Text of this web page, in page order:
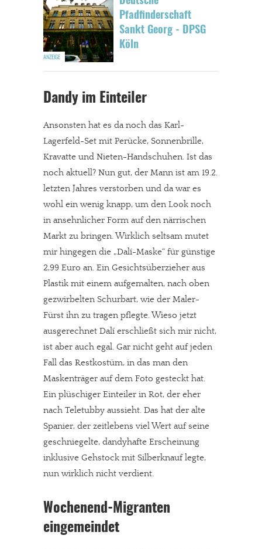
Pfadfinderschaft
Sankt Georg - DPSG
Köln
Dandy im Einteiler
Ansonsten hat es da noch das Karl-
Lagerfeld-Set mit Perücke, Sonnenbrille,
Kravatte und Nieten-Handschuhen. Ist das
noch aktuell? Nun gut, der Mann ist am 19.2.
letzten Jahres verstorben und da war es
wohl ein wenig knapp, um den Look noch
in ansehnlicher Form auf den närrischen
Markt zu bringen. Wirklich seltsam mutet
mir hingegen die „Dalí-Maske“ für günstige
2,99 Euro an. Ein Gesichtsüberzieher aus
Plastik mit einem aufgemalten, nach oben
gezwirbelten Schurbart, wie der Maler-
Fürst ihn zu tragen pflegte. Wieso jetzt
ausgerechnet Dalí erschließt sich mir nicht,
ist aber auch egal. Gar nicht geht auf jeden
Fall das Restkostüm, in das man den
Maskenträger auf dem Foto gesteckt hat.
Ein plüschiger Einteiler in Rot, der eher
nach Teletubby aussieht. Das hat der alte
Spanier, der zeitlebens viel Wert auf seine
geschniegelte, dandyhafte Erscheinung
inklusive Gehstock mit Silberknauf legte,
nun wirklich nicht verdient.
Wochenend-Migranten
eingemeindet